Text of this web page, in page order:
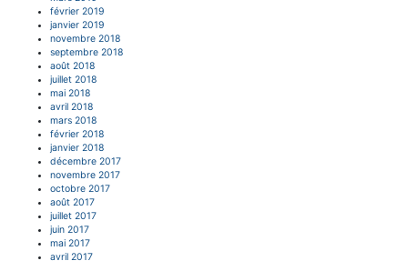
février 2019
janvier 2019
novembre 2018
septembre 2018
août 2018
juillet 2018
mai 2018
avril 2018
mars 2018
février 2018
janvier 2018
décembre 2017
novembre 2017
octobre 2017
août 2017
juillet 2017
juin 2017
mai 2017
avril 2017